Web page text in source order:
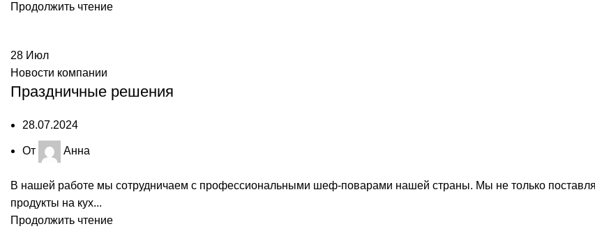
Продолжить чтение
28 Июл
Новости компании
Праздничные решения
28.07.2024
От Анна
В нашей работе мы сотрудничаем с профессиональными шеф-поварами нашей страны. Мы не только
продукты на кух...
Продолжить чтение